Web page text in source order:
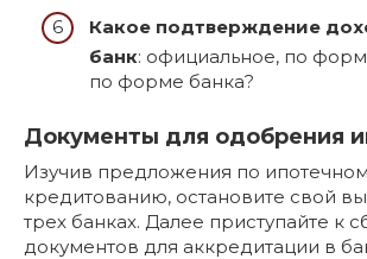
Какое подтверждение
банк: официальное, по
по форме банка?
Документы для одобрения
Изучив предложения по
кредитованию, остановите свой
трех банках. Далее приступайте к
документов для аккредитации в